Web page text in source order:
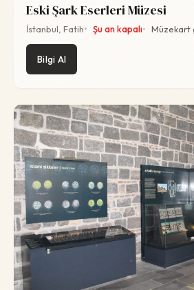
Eski Şark Eserleri Müzesi
İstanbul, Fatih Şu an kapalı Müzekart
Bilgi Al